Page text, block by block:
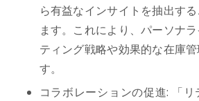
ら有益なインサイトを抽出す
ます。これにより、パーソナ
ティング戦略や効果的な在庫
す。
コラボレーションの促進: 「